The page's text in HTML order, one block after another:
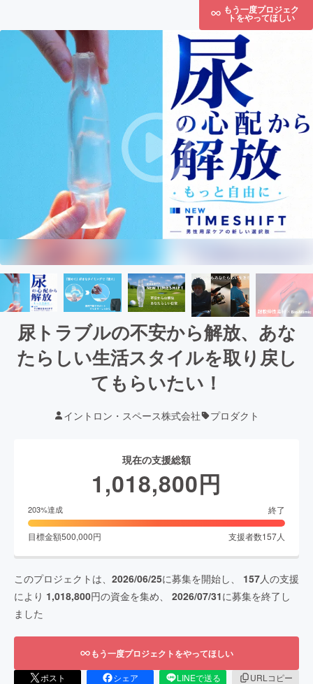
もう一度プロジェク
トをやってほしい
尿トラブルの不安から解放、あな
たらしい生活スタイルを取り戻し
てもらいたい！
イントロン・スペース株式会社 プロダクト
現在の支援総額
1,018,800円
203%達成 終了
目標金額500,000円 支援者数157人
このプロジェクトは、 2026/06/25に募集を開始し、 157人の支援
により 1,018,800円の資金を集め、 2026/07/31に募集を終了し
ました
もう一度プロジェクトをやってほしい
ポスト シェア LINEで送る
URLコピー